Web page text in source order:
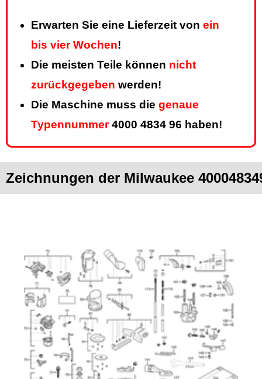
Erwarten Sie eine Lieferzeit von ein
bis vier Wochen!
Die meisten Teile können nicht
zurückgegeben werden!
Die Maschine muss die genaue
Typennummer4000 4834 96 haben!
Zeichnungen der Milwaukee